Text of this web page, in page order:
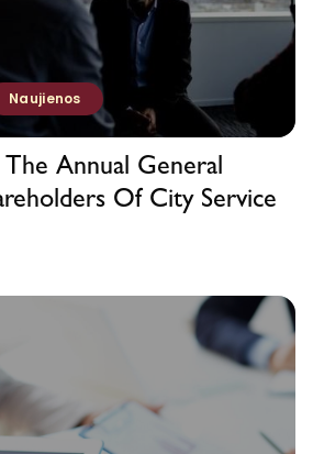
Naujienos
Annual General
Of City Service